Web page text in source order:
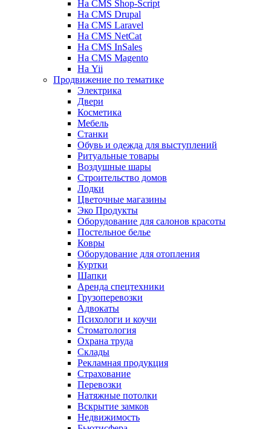
На CMS Shop-Script
На CMS Drupal
На CMS Laravel
На CMS NetCat
На CMS InSales
На CMS Magento
На Yii
Продвижение по тематике
Электрика
Двери
Косметика
Мебель
Станки
Обувь и одежда для выступлений
Ритуальные товары
Воздушные шары
Строительство домов
Лодки
Цветочные магазины
Эко Продукты
Оборудование для салонов красоты
Постельное белье
Ковры
Оборудование для отопления
Куртки
Шапки
Аренда спецтехники
Грузоперевозки
Адвокаты
Психологи и коучи
Стоматология
Охрана труда
Склады
Рекламная продукция
Страхование
Перевозки
Натяжные потолки
Вскрытие замков
Недвижимость